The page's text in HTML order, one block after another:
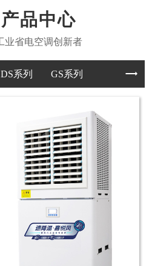
产品中心
DS系列 GS系列